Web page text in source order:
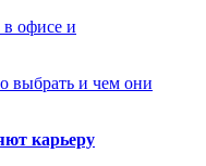
в офисе и
выбрать и чем они
карьеру